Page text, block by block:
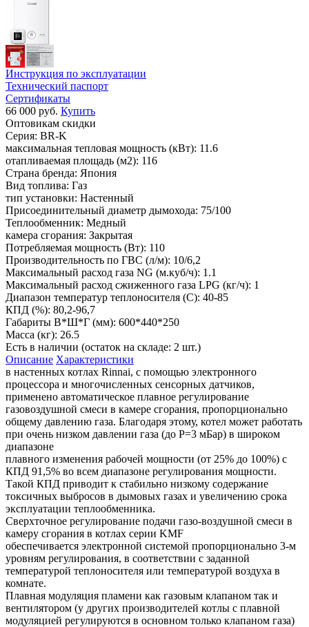
Инструкция по эксплуатации
Технический паспорт
Сертификаты
66 000 руб. Купить
Оптовикам скидки
Серия: BR-K
максимальная тепловая мощность (кВт): 11.6
отапливаемая площадь (м2): 116
Страна бренда: Япония
Вид топлива: Газ
тип установки: Настенный
Присоединительный диаметр дымохода: 75/100
Теплообменник: Медный
камера сгорания: Закрытая
Потребляемая мощность (Вт): 110
Производительность по ГВС (л/м): 10/6,2
Максимальный расход газа NG (м.куб/ч): 1.1
Максимальный расход сжиженного газа LPG (кг/ч): 1
Диапазон температур теплоносителя (С): 40-85
КПД (%): 80,2-96,7
Габариты В*Ш*Г (мм): 600*440*250
Масса (кг): 26.5
Есть в наличии (остаток на складе: 2 шт.)
Описание Характеристики
в настенных котлах Rinnai, с помощью электронного
процессора и многочисленных сенсорных датчиков,
применено автоматическое плавное регулирование
газовоздушной смеси в камере сгорания, пропорционально
общему давлению газа. Благодаря этому, котел может работать
при очень низком давлении газа (до P=3 мБар) в широком
диапазоне
плавного изменения рабочей мощности (от 25% до 100%) c
КПД 91,5% во всем диапазоне регулирования мощности.
Такой КПД приводит к стабильно низкому содержание
токсичных выбросов в дымовых газах и увеличению срока
эксплуатации теплообменника.
Сверхточное регулирование подачи газо-воздушной смеси в
камеру сгорания в котлах серии KMF
обеспечивается электронной системой пропорционально 3-м
уровням регулирования, в соответствии с заданной
температурой теплоносителя или температурой воздуха в
комнате.
Плавная модуляция пламени как газовым клапаном так и
вентилятором (у других производителей котлы с плавной
модуляцией регулируются в основном только клапаном газа)